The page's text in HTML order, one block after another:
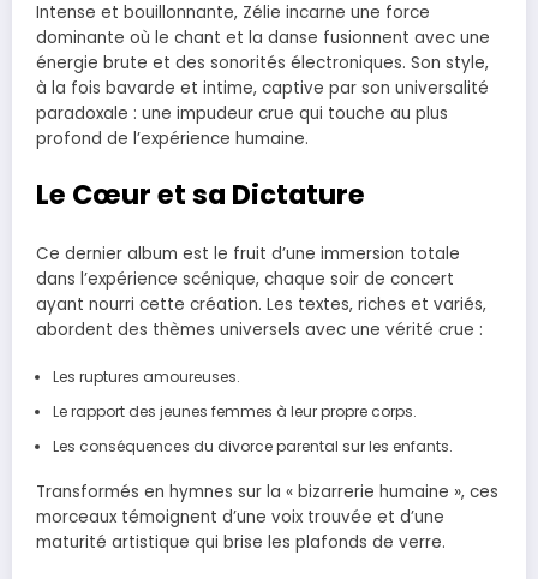
Intense et bouillonnante, Zélie incarne une force
dominante où le chant et la danse fusionnent avec une
énergie brute et des sonorités électroniques. Son style,
à la fois bavarde et intime, captive par son universalité
paradoxale : une impudeur crue qui touche au plus
profond de l’expérience humaine.
Le Cœur et sa Dictature
Ce dernier album est le fruit d’une immersion totale
dans l’expérience scénique, chaque soir de concert
ayant nourri cette création. Les textes, riches et variés,
abordent des thèmes universels avec une vérité crue :
Les ruptures amoureuses.
Le rapport des jeunes femmes à leur propre corps.
Les conséquences du divorce parental sur les enfants.
Transformés en hymnes sur la « bizarrerie humaine », ces
morceaux témoignent d’une voix trouvée et d’une
maturité artistique qui brise les plafonds de verre.